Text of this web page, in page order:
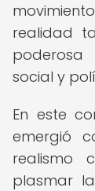
realidad
social y
En este
emergió
realismo
plasmar